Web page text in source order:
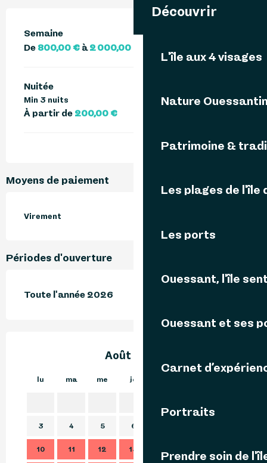
Découvrir
L'île aux 4 visages
Nature
Patrimoine &
Les plages de l'île
Les ports
Ouessant, l'île
Ouessant et ses
Carnet
Portraits
Prendre soin de
Semaine
De 800,00 € à2 000,00 €
Nuitée
Min 3 nuits
À partir de 200,00 €
Moyens de paiement
Virement
Périodes d'ouverture
Toute l'année 2026
Août 2026
lu ma me je
3 4 5 6
10 11 12 13